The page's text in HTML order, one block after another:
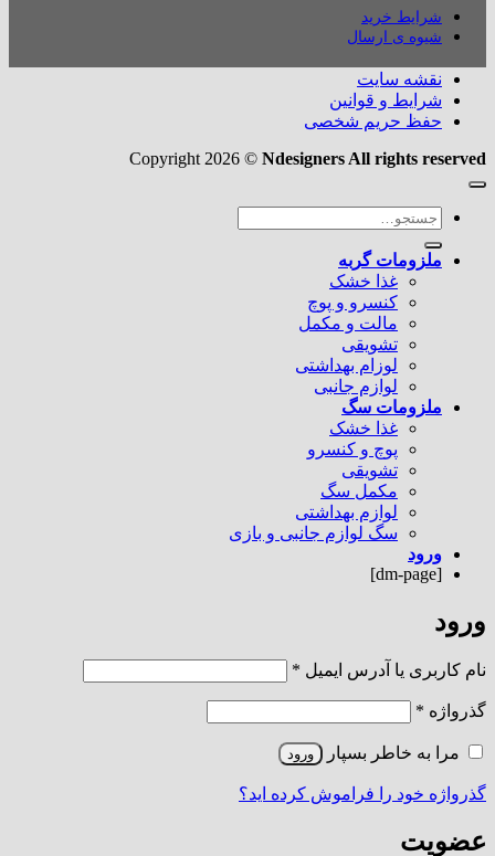
شرایط خرید
شیوه ی ارسال
نقشه سایت
شرایط و قوانین
حفظ حریم شخصی
Copyright 2026 © Ndesigners All rights reserved
جستجو
ملزومات گربه
غذا خشک
کنسرو و پوچ
مالت و مکمل
تشویقی
لوزام بهداشتی
لوازم جانبی
ملزومات سگ
غذا خشک
پوچ و کنسرو
تشویقی
مکمل سگ
لوازم بهداشتی
سگ لوازم جانبی و بازی
ورود
[dm-page]
ورود
نام کاربری یا آدرس ایمیل *
گذرواژه *
مرا به خاطر بسپار ورود
گذرواژه خود را فراموش کرده اید؟
عضویت